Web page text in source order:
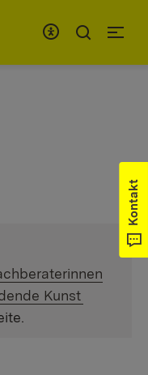
Kunst
Kontakt